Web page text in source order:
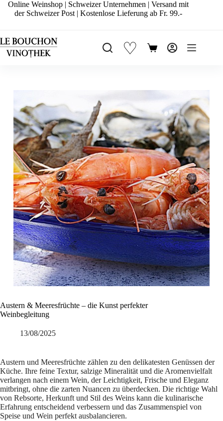
Zum
Inhalt
Online Weinshop | Schweizer Unternehmen | Versand mit
der Schweizer Post | Kostenlose Lieferung ab Fr. 99.-
♡ Warenkorb
Austern & Meeresfrüchte – die Kunst perfekter
Weinbegleitung
13/08/2025
Austern und Meeresfrüchte zählen zu den delikatesten Genüssen der
Küche. Ihre feine Textur, salzige Mineralität und die Aromenvielfalt
verlangen nach einem Wein, der Leichtigkeit, Frische und Eleganz
mitbringt, ohne die zarten Nuancen zu überdecken. Die richtige Wahl
von Rebsorte, Herkunft und Stil des Weins kann die kulinarische
Erfahrung entscheidend verbessern und das Zusammenspiel von
Speise und Wein perfekt ausbalancieren.